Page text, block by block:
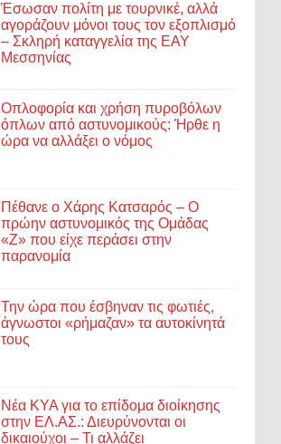
Έσωσαν πολίτη με τουρνικέ, αλλά
αγοράζουν μόνοι τους τον εξοπλισμό
– Σκληρή καταγγελία της ΕΑΥ
Μεσσηνίας
Οπλοφορία και χρήση πυροβόλων
όπλων από αστυνομικούς: Ήρθε η
ώρα να αλλάξει ο νόμος
Πέθανε ο Χάρης Κατσαρός – Ο
πρώην αστυνομικός της Ομάδας
«Ζ» που είχε περάσει στην
παρανομία
Την ώρα που έσβηναν τις φωτιές,
άγνωστοι «ρήμαζαν» τα αυτοκίνητά
τους
Νέα ΚΥΑ για το επίδομα διοίκησης
στην ΕΛ.ΑΣ.: Διευρύνονται οι
δικαιούχοι – Τι αλλάζει